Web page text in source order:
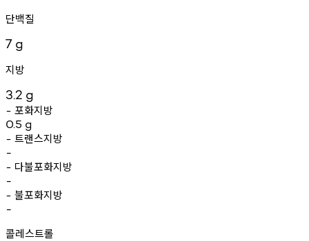
단백질
7 g
지방
3.2 g
- 포화지방
0.5 g
- 트랜스지방
-
- 다불포화지방
-
- 불포화지방
-
콜레스트롤